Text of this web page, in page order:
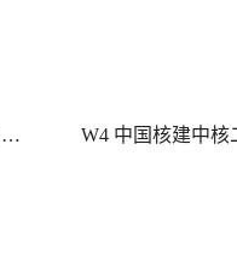
W4 中国核建中核二三三澳项目部二号机组集装箱等常规采购采购结果公告